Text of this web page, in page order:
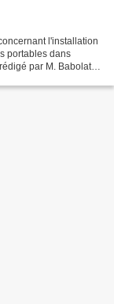
l'installation
portables dans
par M. Babolat,